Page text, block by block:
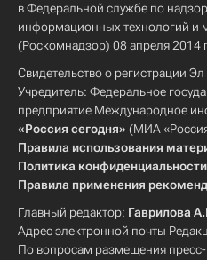
в Федеральной службе по
информационных технологий и
(Роскомнадзор) 08 апреля 2014
Свидетельство о регистрации
Учредитель: Федеральное
предприятие Международное
«Россия сегодня» (МИА
Правила использования
Политика конфиденциальности
Правила применения
Главный редактор: Гаврилова
Адрес электронной почты
По вопросам размещения